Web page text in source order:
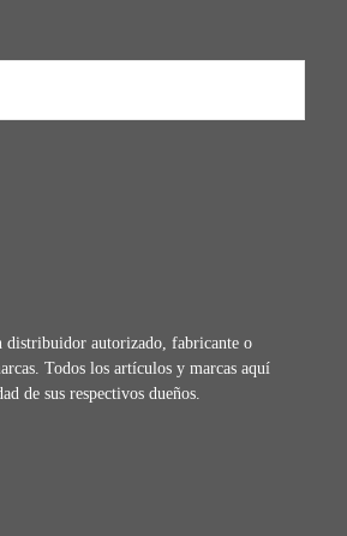
distribuidor autorizado, fabricante o
Todos los artículos y marcas aquí
de sus respectivos dueños.